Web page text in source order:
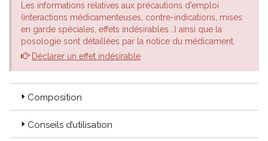
Les informations relatives aux précautions d’emploi
(interactions médicamenteuses, contre-indications, mises
en garde spéciales, effets indésirables...) ainsi que la
posologie sont détaillées par la notice du médicament.
Déclarer un effet indésirable
Composition
Conseils d’utilisation